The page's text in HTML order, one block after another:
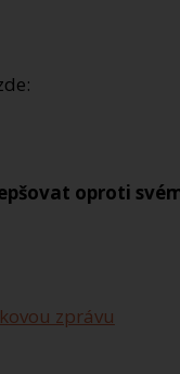
oproti
zprávu